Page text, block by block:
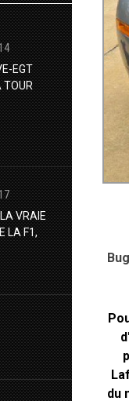
EGT
TOUR
VRAIE
LA F1,
du